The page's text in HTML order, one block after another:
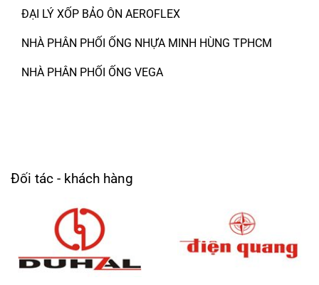
ĐẠI LÝ XỐP BẢO ÔN AEROFLEX
NHÀ PHÂN PHỐI ỐNG NHỰA MINH HÙNG TPHCM
NHÀ PHÂN PHỐI ỐNG VEGA
Đối tác - khách hàng